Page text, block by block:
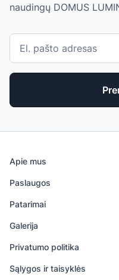
naudingų DOMUS
Apie mus
Paslaugos
Patarimai
Galerija
Privatumo politika
Sąlygos ir taisyklės